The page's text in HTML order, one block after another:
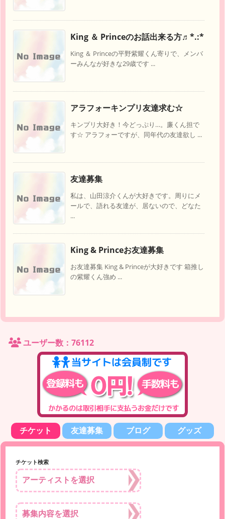
King ＆ Princeのお話出来る方♬︎*.:*
King ＆ Princeの平野紫耀くん寄りで、メンバ
ーみんなが好きな29歳です ...
アラフォーキンプリ友達求む☆
キンプリ大好き！今どっぷり…。廉くん担で
す☆ アラフォーですが、同年代の友達欲し ...
友達募集
私は、山田涼介くんが大好きです。周りにメ
ールで、語れる友達が、居ないので、どなた
...
King & Princeお友達募集
お友達募集 King & Princeが大好きです 箱推し
の紫耀くん強め ...
ユーザー数：76112
チケット 友達募集 ブログ グッズ
チケット検索